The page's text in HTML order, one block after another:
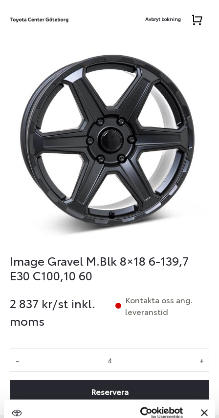
Avbryt bokning
Image Gravel M.Blk 8×18 6-139,7
E30 C100,10 60
2 837 kr/st inkl.
moms
Kontakta oss ang.
leveranstid
- +
Reservera